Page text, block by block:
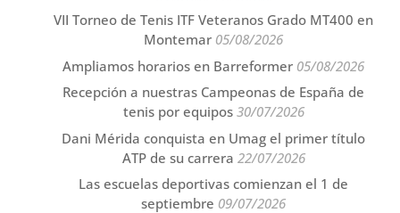
VII Torneo de Tenis ITF Veteranos Grado MT400 en
Montemar 05/08/2026
Ampliamos horarios en Barreformer 05/08/2026
Recepción a nuestras Campeonas de España de
tenis por equipos 30/07/2026
Dani Mérida conquista en Umag el primer título
ATP de su carrera 22/07/2026
Las escuelas deportivas comienzan el 1 de
septiembre 09/07/2026